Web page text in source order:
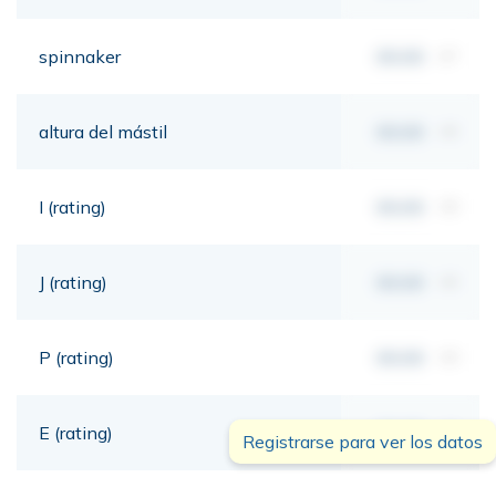
spinnaker
altura del mástil
I (rating)
J (rating)
P (rating)
E (rating) 00,00 mt
Registrarse para ver los datos